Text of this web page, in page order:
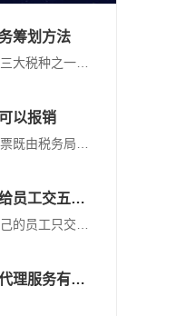
筹划方法
以报销
为什么企业只给员工交五险而不交公积金？
个税申报寻求代理服务有哪些优势?